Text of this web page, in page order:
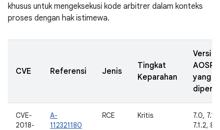
khusus untuk mengeksekusi kode arbitrer dalam konteks
proses dengan hak istimewa.
CVE Referensi Jenis
Tingkat
Keparahan
Versi
AOSP
yang
CVE-
2018-
A-
112321180
RCE Kritis
7.0, 7.1.1,
7.1.2,